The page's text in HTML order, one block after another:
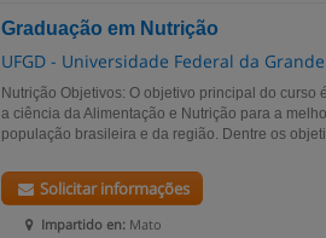
Graduação em Nutrição
UFGD - Universidade Federal da
Nutrição Objetivos: O objetivo principal do
a ciência da Alimentação e Nutrição para a
população brasileira e da região. Dentre os
Impartido en: Mato
Solicitar informações